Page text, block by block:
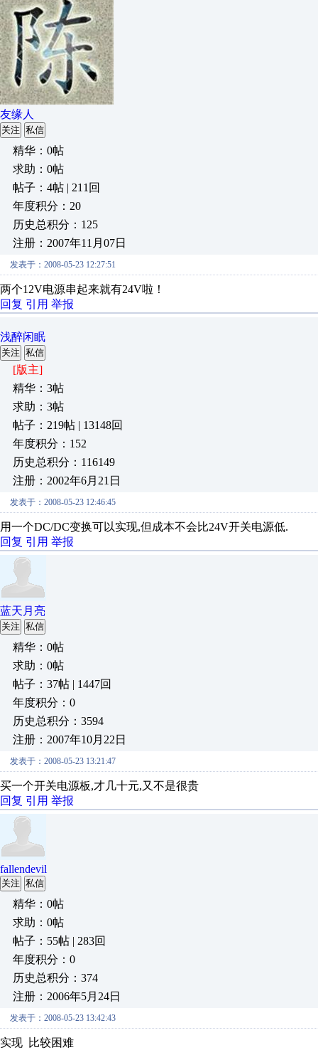
友缘人
关注 私信
精华：0帖
求助：0帖
帖子：4帖 | 211回
年度积分：20
历史总积分：125
注册：2007年11月07日
发表于：2008-05-23 12:27:51
两个12V电源串起来就有24V啦！
回复 引用 举报
浅醉闲眠
关注 私信
[版主]
精华：3帖
求助：3帖
帖子：219帖 | 13148回
年度积分：152
历史总积分：116149
注册：2002年6月21日
发表于：2008-05-23 12:46:45
用一个DC/DC变换可以实现,但成本不会比24V开关电源低.
回复 引用 举报
蓝天月亮
关注 私信
精华：0帖
求助：0帖
帖子：37帖 | 1447回
年度积分：0
历史总积分：3594
注册：2007年10月22日
发表于：2008-05-23 13:21:47
买一个开关电源板,才几十元,又不是很贵
回复 引用 举报
fallendevil
关注 私信
精华：0帖
求助：0帖
帖子：55帖 | 283回
年度积分：0
历史总积分：374
注册：2006年5月24日
发表于：2008-05-23 13:42:43
实现 比较困难